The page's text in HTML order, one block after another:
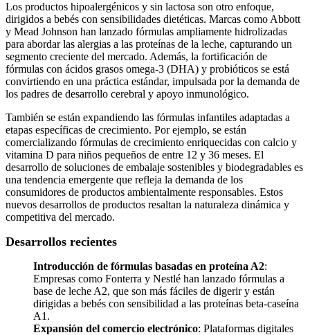
Los productos hipoalergénicos y sin lactosa son otro enfoque,
dirigidos a bebés con sensibilidades dietéticas. Marcas como Abbott
y Mead Johnson han lanzado fórmulas ampliamente hidrolizadas
para abordar las alergias a las proteínas de la leche, capturando un
segmento creciente del mercado. Además, la fortificación de
fórmulas con ácidos grasos omega-3 (DHA) y probióticos se está
convirtiendo en una práctica estándar, impulsada por la demanda de
los padres de desarrollo cerebral y apoyo inmunológico.
También se están expandiendo las fórmulas infantiles adaptadas a
etapas específicas de crecimiento. Por ejemplo, se están
comercializando fórmulas de crecimiento enriquecidas con calcio y
vitamina D para niños pequeños de entre 12 y 36 meses. El
desarrollo de soluciones de embalaje sostenibles y biodegradables es
una tendencia emergente que refleja la demanda de los
consumidores de productos ambientalmente responsables. Estos
nuevos desarrollos de productos resaltan la naturaleza dinámica y
competitiva del mercado.
Desarrollos recientes
Introducción de fórmulas basadas en proteína A2:
Empresas como Fonterra y Nestlé han lanzado fórmulas a
base de leche A2, que son más fáciles de digerir y están
dirigidas a bebés con sensibilidad a las proteínas beta-caseína
A1.
Expansión del comercio electrónico: Plataformas digitales